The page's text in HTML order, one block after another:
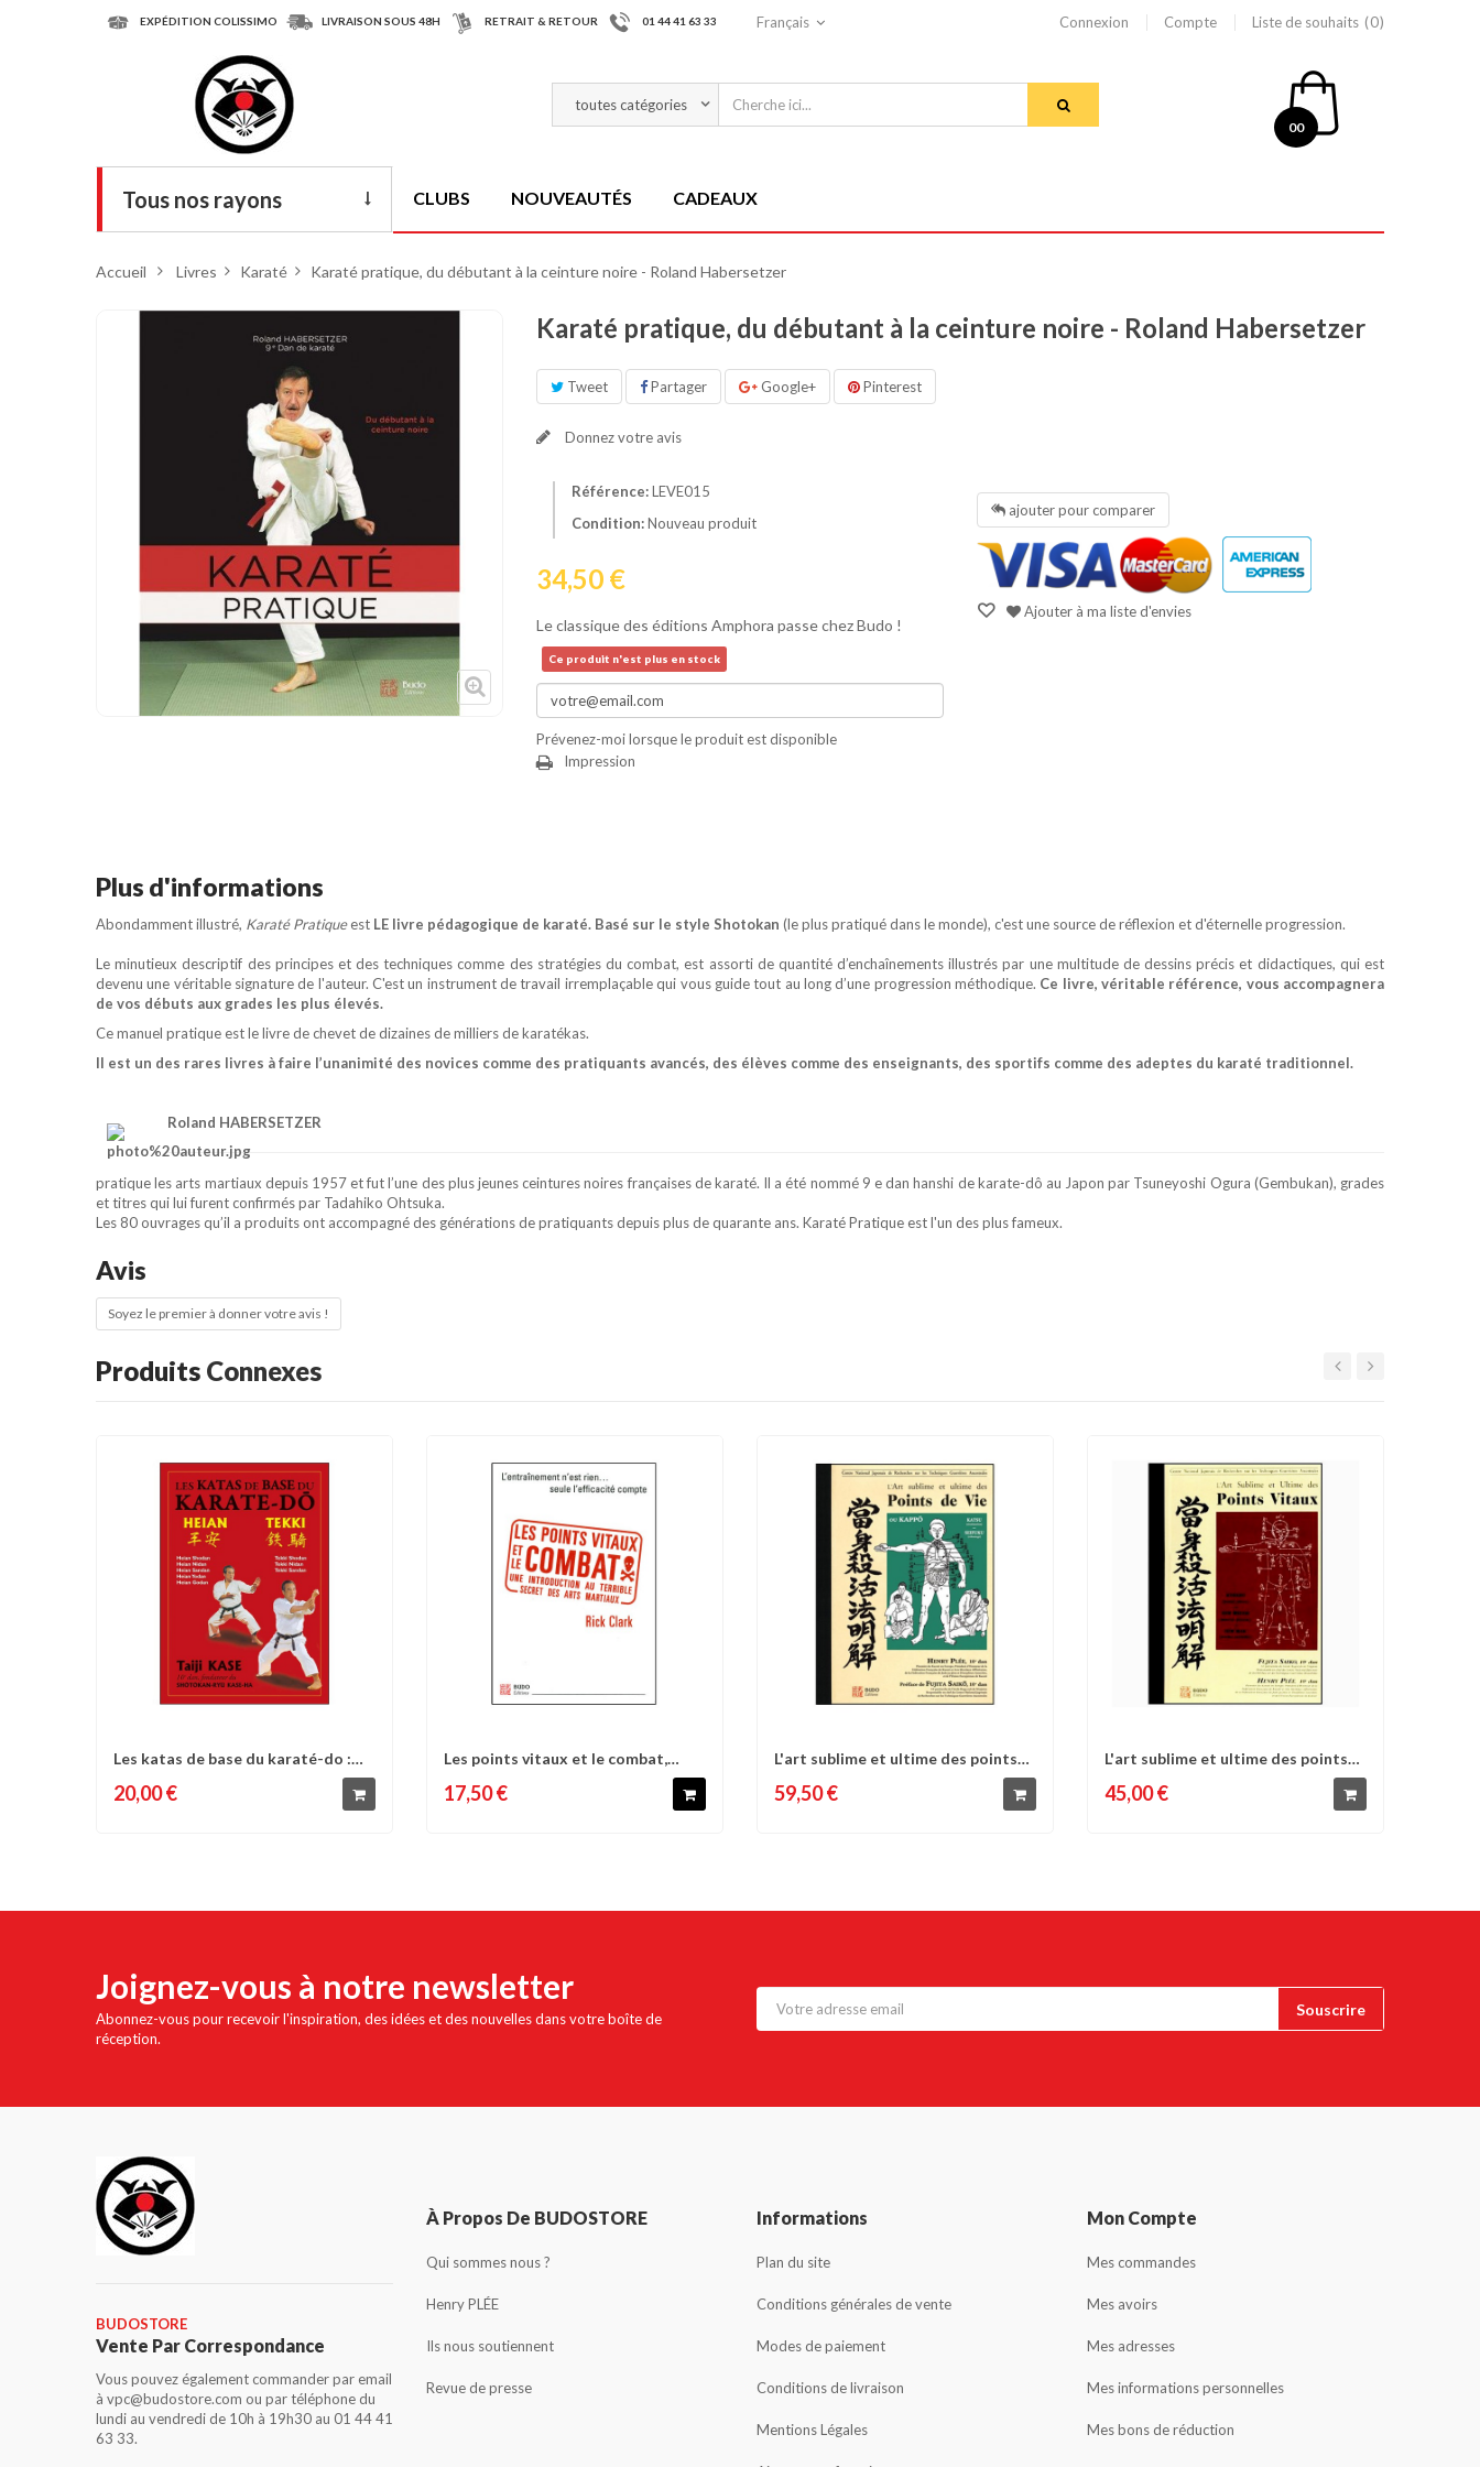
EXPÉDITION COLISSIMO LIVRAISON SOUS 48H RETRAIT & RETOUR 01 44 41 63 33 Français Connexion Compte Liste de souhaits 0
00
Tous nos rayons
Cible de frappe
Condition physique
Accessoires
Tatamis
Décoration
Voir plus
CLUBS NOUVEAUTÉS CADEAUX
Accueil > Livres > Karaté > Karaté pratique, du débutant à la ceinture noire - Roland Habersetzer
Karaté pratique, du débutant à la ceinture noire - Roland Habersetzer
Tweet Partager Google+ Pinterest
Donnez votre avis
Référence:LEVE015
Condition:Nouveau produit
34,50 €
Le classique des éditions Amphora passe chez Budo !
Ce produit n'est plus en stock
Prévenez-moi lorsque le produit est disponible
Impression
ajouter pour comparer
Ajouter à ma liste d'envies
Plus d'informations
Abondamment illustré, Karaté Pratiqueest LE livre pédagogique de karaté. Basé sur le style Shotokan (le plus pratiqué dans le monde), c'est une source de réflexion et d'éternelle progression.
Le minutieux descriptif des principes et des techniques comme des stratégies du combat, est assorti de quantité d’enchaînements illustrés par une multitude de dessins précis et didactiques, qui est
devenu une véritable signature de l'auteur. C'est un instrument de travail irremplaçable qui vous guide tout au long d’une progression méthodique. Ce livre, véritable référence, vous accompagnera
de vos débuts aux grades les plus élevés.
Ce manuel pratique est le livre de chevet de dizaines de milliers de karatékas.
Il est un des rares livres à faire l’unanimité des novices comme des pratiquants avancés, des élèves comme des enseignants, des sportifs comme des adeptes du karaté traditionnel.
Roland HABERSETZER
pratique les arts martiaux depuis 1957 et fut l’une des plus jeunes ceintures noires françaises de karaté. Il a été nommé 9 e dan hanshi de karate-dô au Japon par Tsuneyoshi Ogura (Gembukan), grades
et titres qui lui furent confirmés par Tadahiko Ohtsuka.
Les 80 ouvrages qu’il a produits ont accompagné des générations de pratiquants depuis plus de quarante ans. Karaté Pratique est l'un des plus fameux.
Avis
Soyez le premier à donner votre avis !
Produits Connexes
Comparer Liste d'envies
Les katas de base du karaté-do :
20,00 €
Comparer Liste d'envies
Les points vitaux et le combat,
17,50 €
Comparer Liste d'envies
L'art sublime et ultime des points
59,50 €
Comparer Liste d'envies
L'art sublime et ultime des points
45,00 €
Joignez-vous à notre newsletter
Abonnez-vous pour recevoir l'inspiration, des idées et des nouvelles dans votre boîte de
réception.
BUDOSTORE
Vente Par Correspondance
Vous pouvez également commander par email
à vpc@budostore.com ou par téléphone du
lundi au vendredi de 10h à 19h30 au 01 44 41
63 33.
À Propos De BUDOSTORE
Qui sommes nous ?
Henry PLÉE
Ils nous soutiennent
Revue de presse
Informations
Plan du site
Conditions générales de vente
Modes de paiement
Conditions de livraison
Mentions Légales
Mon Compte
Mes commandes
Mes avoirs
Mes adresses
Mes informations personnelles
Mes bons de réduction